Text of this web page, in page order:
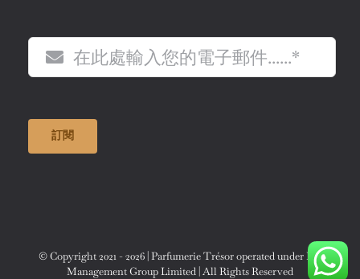
訂閱
© Copyright 2021 - 2026 | Parfumerie Trésor operated under F.S.
Management Group Limited | All Rights Reserved